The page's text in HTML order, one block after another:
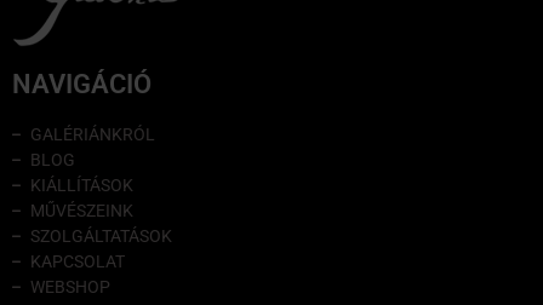
NAVIGÁCIÓ
GALÉRIÁNKRÓL
BLOG
KIÁLLÍTÁSOK
MŰVÉSZEINK
SZOLGÁLTATÁSOK
KAPCSOLAT
WEBSHOP